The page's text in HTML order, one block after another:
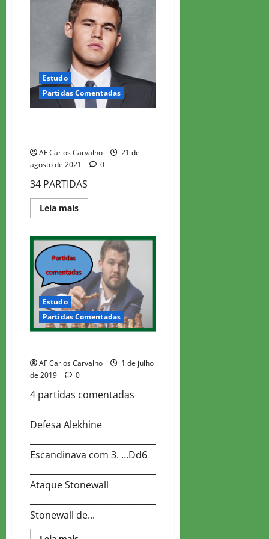
Estudo
Partidas Comentadas
AF Carlos Carvalho
21 de
agosto de 2021
0
34 PARTIDAS
Leia maisRead
more
–
PARTIDAS
COMENTADAS
Estudo
Partidas Comentadas
AF Carlos Carvalho
1 de julho
de 2019
0
4 partidas comentadas
Defesa Alekhine
Escandinava com 3. …Dd6
Ataque Stonewall
Stonewall de...